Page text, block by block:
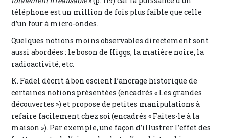
téléphone est un million de fois plus faible que celle
d’un four à micro-ondes.
Quelques notions moins observables directement sont
aussi abordées : le boson de Higgs, la matière noire, la
radioactivité, etc.
K. Fadel décrit à bon escient l’ancrage historique de
certaines notions présentées (encadrés « Les grandes
découvertes ») et propose de petites manipulations à
refaire facilement chez soi (encadrés « Faites-le à la
maison »). Par exemple, une façon d’illustrer l’effet des